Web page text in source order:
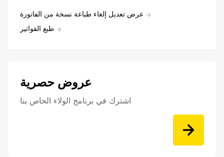
عرض تعديل إلغاء طباعة نسخة من الفاتورة
طبع الفواتير
عروض حصرية
اشترك في برنامج الولاء الخاص بنا